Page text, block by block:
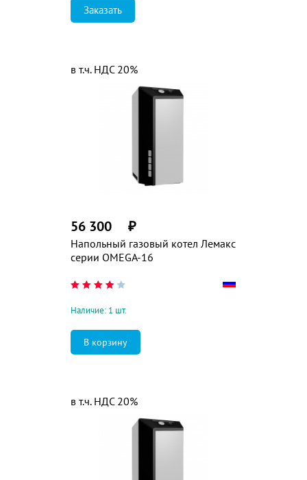
Заказать
Напольный газовый котел Лемакс
серии OMEGA-16
56 300 ₽
в т.ч. НДС 20%
Наличие: 1 шт.
в т.ч. НДС 20%